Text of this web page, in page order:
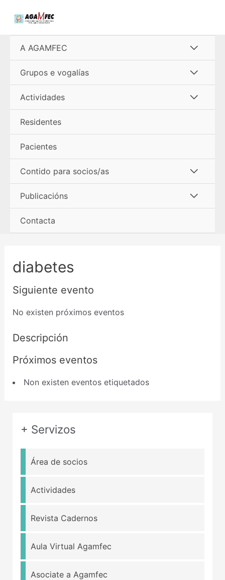
A AGAMFEC
menú
Grupos e vogalías
menú
Actividades
Residentes
Pacientes
Contido para socios/as
menú
Publicacións
Contacta
diabetes
Siguiente evento
No existen próximos eventos
Descripción
Próximos eventos
Non existen eventos etiquetados
+ Servizos
Área de socios
Actividades
Revista Cadernos
Aula Virtual Agamfec
Asociate a Agamfec